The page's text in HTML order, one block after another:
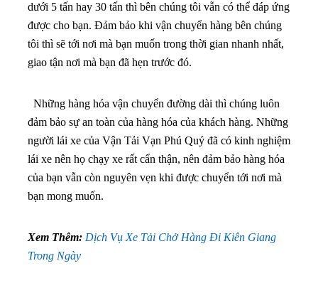
dưới 5 tấn hay 30 tấn thì bên chúng tôi vẫn có thể đáp ứng
được cho bạn. Đảm bảo khi vận chuyển hàng bên chúng
tôi thì sẽ tới nơi mà bạn muốn trong thời gian nhanh nhất,
giao tận nơi mà bạn đã hẹn trước đó.
Những hàng hóa vận chuyển đường dài thì chúng luôn
đảm bảo sự an toàn của hàng hóa của khách hàng. Những
người lái xe của Vận Tải Vạn Phú Quý đã có kinh nghiệm
lái xe nên họ chạy xe rất cẩn thận, nên đảm bảo hàng hóa
của bạn vẫn còn nguyên vẹn khi được chuyển tới nơi mà
bạn mong muốn.
Xem Thêm: Dịch Vụ Xe Tải Chở Hàng Đi Kiên Giang
Trong Ngày